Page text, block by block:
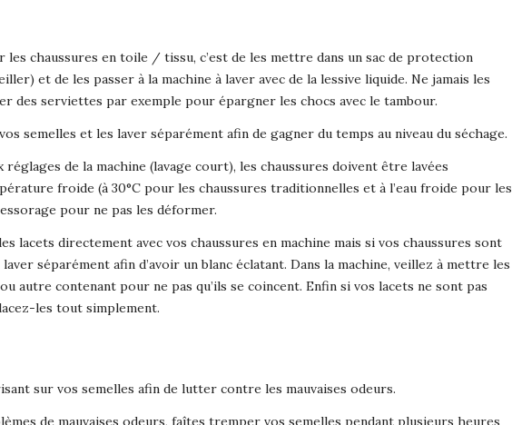
les chaussures en toile / tissu, c’est de les mettre dans un sac de protection
et de les passer à la machine à laver avec de la lessive liquide. Ne jamais les
des serviettes par exemple pour épargner les chocs avec le tambour.
semelles et les laver séparément afin de gagner du temps au niveau du séchage.
réglages de la machine (lavage court), les chaussures doivent être lavées
froide (à 30°C pour les chaussures traditionnelles et à l’eau froide pour les
pour ne pas les déformer.
lacets directement avec vos chaussures en machine mais si vos chaussures sont
séparément afin d’avoir un blanc éclatant. Dans la machine, veillez à mettre les
autre contenant pour ne pas qu’ils se coincent. Enfin si vos lacets ne sont pas
les tout simplement.
sur vos semelles afin de lutter contre les mauvaises odeurs.
de mauvaises odeurs, faîtes tremper vos semelles pendant plusieurs heures